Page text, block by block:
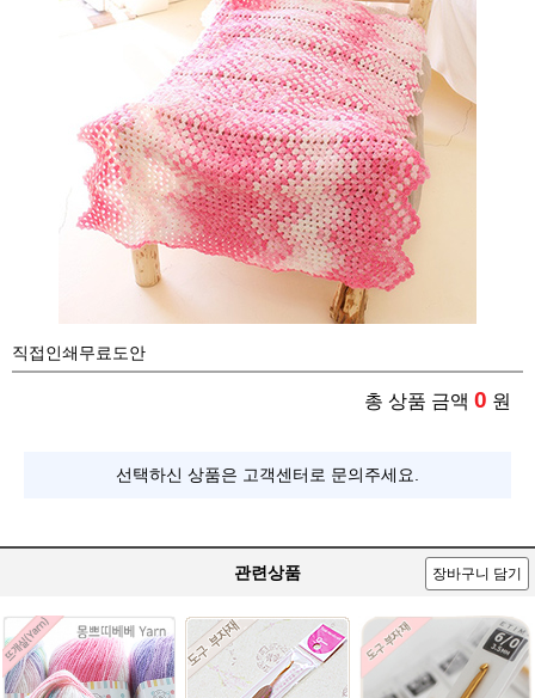
직접인쇄무료도안
총 상품 금액 0 원
선택하신 상품은 고객센터로 문의주세요.
관련상품 장바구니 담기